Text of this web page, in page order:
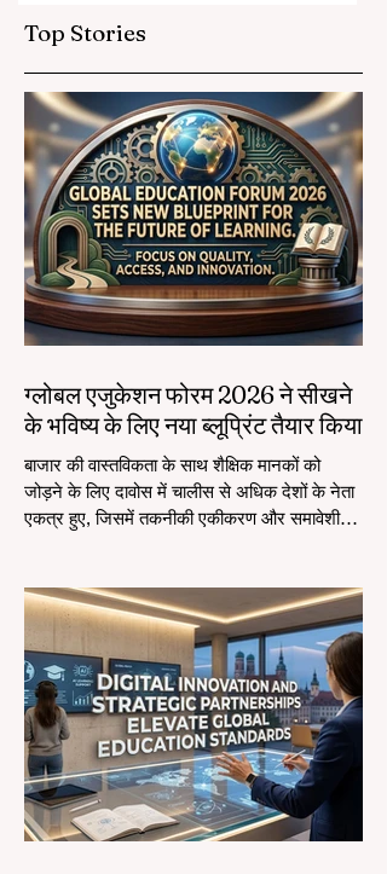
Top Stories
ग्लोबल एजुकेशन फोरम 2026 ने सीखने
के भविष्य के लिए नया ब्लूप्रिंट तैयार किया
बाजार की वास्तविकता के साथ शैक्षिक मानकों को
जोड़ने के लिए दावोस में चालीस से अधिक देशों के नेता
एकत्र हुए, जिसमें तकनीकी एकीकरण और समावेशी
अनुभव कर रहा है। 4 अगस्त 2026 को, अंतरराष्ट्रीय
विशेषज्ञ, नीति निर्माता, और #एडटेक इनोवेटर्स दावोस
कांग्रेस सेंटर में एकत्रित हुए ताकि सीखने के क्षेत्र में
सबसे जरूरी चुनौतियों और अवसरों का समाधान किया
जा सके। एक महत्वपूर्ण समय पर आयोजित, इस